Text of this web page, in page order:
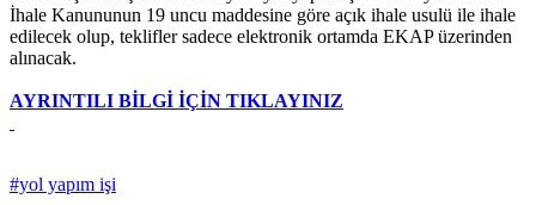
İhale Kanununun 19 uncu maddesine göre açık ihale usulü ile ihale
edilecek olup, teklifler sadece elektronik ortamda EKAP üzerinden
alınacak.
AYRINTILI BİLGİ İÇİN TIKLAYINIZ
#yol yapım işi